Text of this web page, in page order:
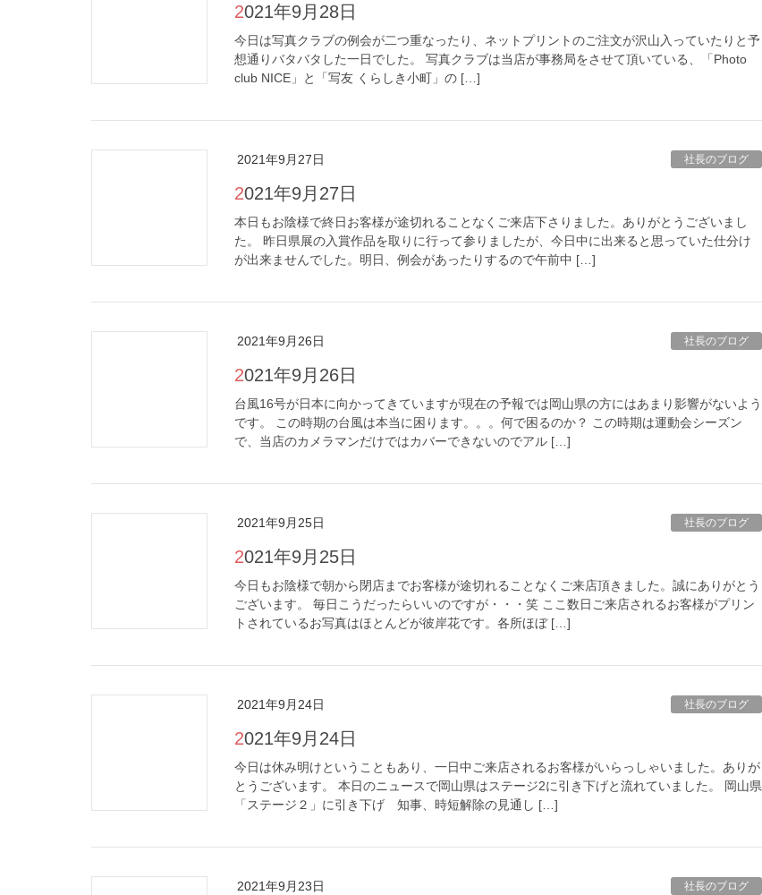
2021年9月28日
今日は写真クラブの例会が二つ重なったり、ネットプリントのご注文が沢山入っていたりと予
想通りバタバタした一日でした。 写真クラブは当店が事務局をさせて頂いている、「Photo
club NICE」と「写友 くらしき小町」の […]
2021年9月27日 社長のブログ
2021年9月27日
本日もお陰様で終日お客様が途切れることなくご来店下さりました。ありがとうございまし
た。 昨日県展の入賞作品を取りに行って参りましたが、今日中に出来ると思っていた仕分け
が出来ませんでした。明日、例会があったりするので午前中 […]
2021年9月26日 社長のブログ
2021年9月26日
台風16号が日本に向かってきていますが現在の予報では岡山県の方にはあまり影響がないよう
です。 この時期の台風は本当に困ります。。。何で困るのか？ この時期は運動会シーズン
で、当店のカメラマンだけではカバーできないのでアル […]
2021年9月25日 社長のブログ
2021年9月25日
今日もお陰様で朝から閉店までお客様が途切れることなくご来店頂きました。誠にありがとう
ございます。 毎日こうだったらいいのですが・・・笑 ここ数日ご来店されるお客様がプリン
トされているお写真はほとんどが彼岸花です。各所ほぼ […]
2021年9月24日 社長のブログ
2021年9月24日
今日は休み明けということもあり、一日中ご来店されるお客様がいらっしゃいました。ありが
とうございます。 本日のニュースで岡山県はステージ2に引き下げと流れていました。 岡山県
「ステージ２」に引き下げ 知事、時短解除の見通し […]
2021年9月23日 社長のブログ